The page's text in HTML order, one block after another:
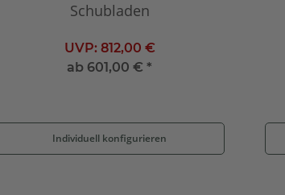
Schubladen
UVP: 812,00 €
ab 601,00 € *
Individuell konfigurieren